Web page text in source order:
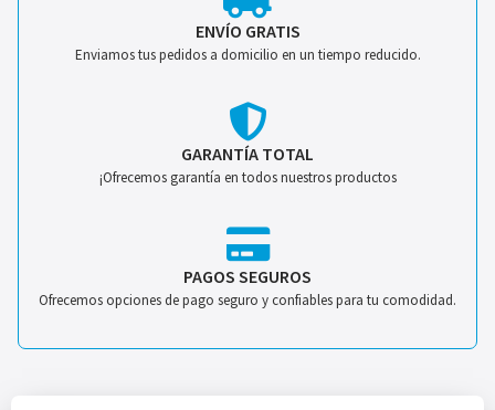
ENVÍO GRATIS
Enviamos tus pedidos a domicilio en un tiempo reducido.
GARANTÍA TOTAL
¡Ofrecemos garantía en todos nuestros productos
PAGOS SEGUROS
Ofrecemos opciones de pago seguro y confiables para tu comodidad.